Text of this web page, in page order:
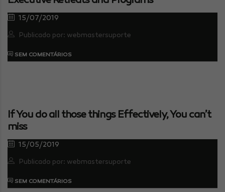
15/07/2019
Publicado por: webmastersuporte
SEM COMENTÁRIOS
If You do all those things Effectively, You can’t
miss
15/05/2019
Publicado por: webmastersuporte
SEM COMENTÁRIOS